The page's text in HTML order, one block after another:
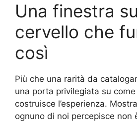
Una finestra
cervello che
così
Più che una rarità da
una porta privilegiata su
costruisce l’esperienza.
ognuno di noi percepisce non